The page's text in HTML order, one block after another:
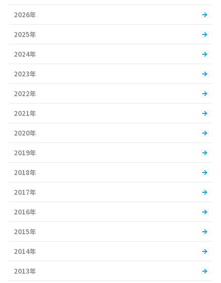
2026年
2025年
2024年
2023年
2022年
2021年
2020年
2019年
2018年
2017年
2016年
2015年
2014年
2013年